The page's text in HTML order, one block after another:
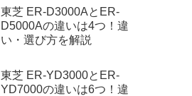
東芝 ER-D3000AとER-
D5000Aの違いは4つ！違
い・選び方を解説
東芝 ER-YD3000とER-
YD7000の違いは6つ！違